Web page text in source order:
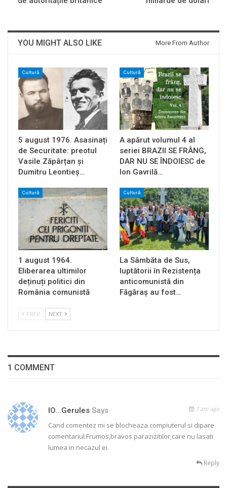
YOU MIGHT ALSO LIKE More From Author
Cultură
5 august 1976. Asasinați
de Securitate: preotul
Vasile Zăpârțan și
Dumitru Leontieș…
Cultură
A apărut volumul 4 al
seriei BRAZII SE FRÂNG,
DAR NU SE ÎNDOIESC de
Ion Gavrilă…
Cultură
1 august 1964.
Eliberarea ultimilor
deținuți politici din
România comunistă
Cultură
La Sâmbăta de Sus,
luptătorii în Rezistența
anticomunistă din
Făgăraș au fost…
PREV NEXT
1 COMMENT
IO...gerules Says 7 ani ago
Cand comentez mi se blocheaza compiuterul si dipare
comentariul.Frumos,bravos parazizitilor,care nu lasati
lumea in necazul ei.
Reply